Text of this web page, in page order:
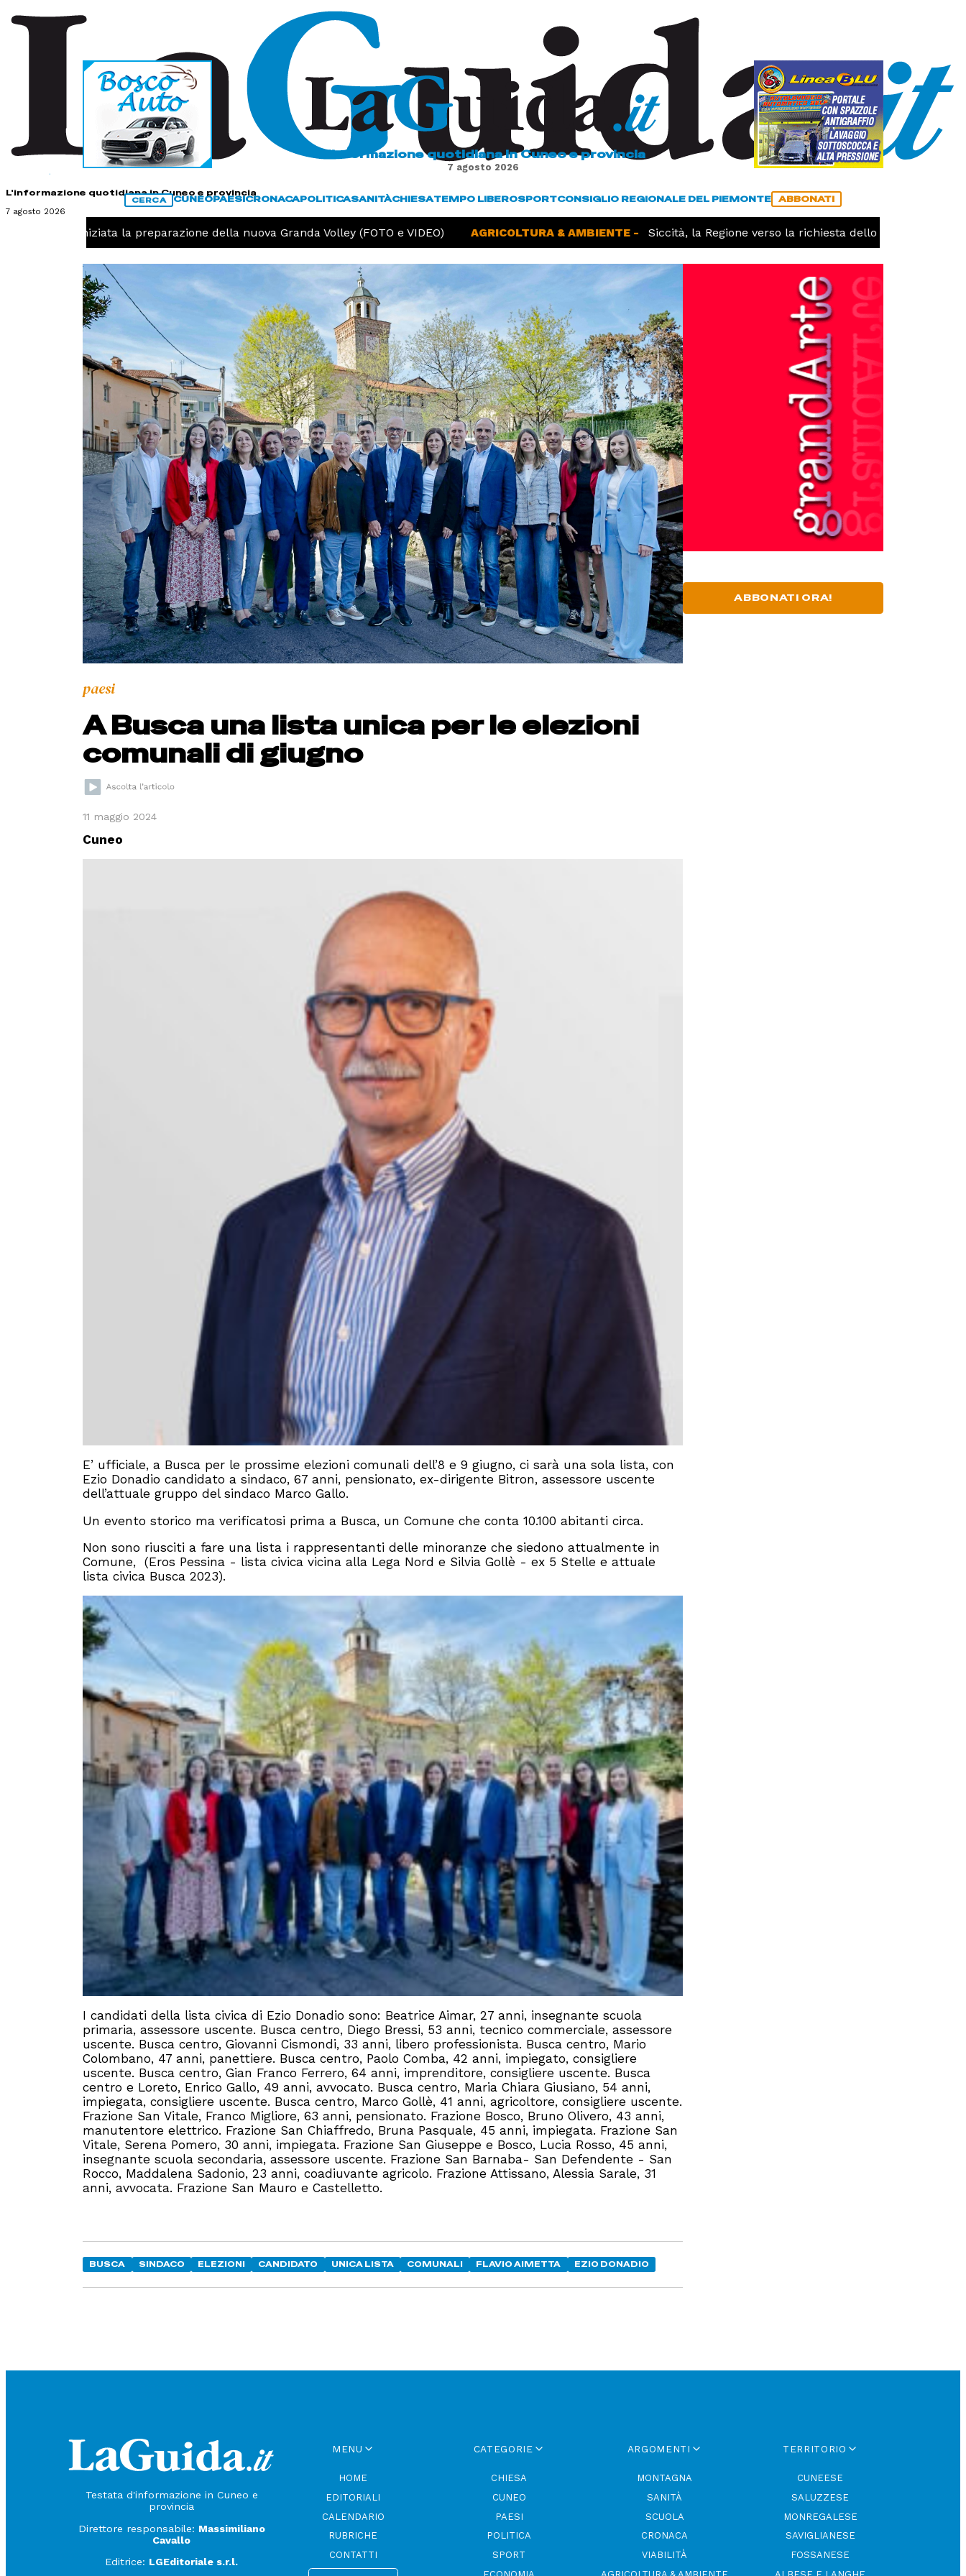
L'informazione quotidiana in Cuneo e provincia
7 agosto 2026
L'informazione quotidiana in Cuneo e provincia
7 agosto 2026
CERCA CUNEOPAESICRONACAPOLITICASANITÀCHIESATEMPO LIBEROSPORTCONSIGLIO REGIONALE DEL PIEMONTE ABBONATI
iniziata la preparazione della nuova Granda Volley (FOTO e VIDEO) AGRICOLTURA & AMBIENTE - Siccità, la Regione verso la richiesta dello stato di calamità
paesi
A Busca una lista unica per le elezioni
comunali di giugno
11 maggio 2024
Cuneo
E’ ufficiale, a Busca per le prossime elezioni comunali dell’8 e 9 giugno, ci sarà una sola lista, con
Ezio Donadio candidato a sindaco, 67 anni, pensionato, ex-dirigente Bitron, assessore uscente
dell’attuale gruppo del sindaco Marco Gallo.
Un evento storico ma verificatosi prima a Busca, un Comune che conta 10.100 abitanti circa.
Non sono riusciti a fare una lista i rappresentanti delle minoranze che siedono attualmente in
Comune, (Eros Pessina - lista civica vicina alla Lega Nord e Silvia Gollè - ex 5 Stelle e attuale
lista civica Busca 2023).
I candidati della lista civica di Ezio Donadio sono: Beatrice Aimar, 27 anni, insegnante scuola
primaria, assessore uscente. Busca centro, Diego Bressi, 53 anni, tecnico commerciale, assessore
uscente. Busca centro, Giovanni Cismondi, 33 anni, libero professionista. Busca centro, Mario
Colombano, 47 anni, panettiere. Busca centro, Paolo Comba, 42 anni, impiegato, consigliere
uscente. Busca centro, Gian Franco Ferrero, 64 anni, imprenditore, consigliere uscente. Busca
centro e Loreto, Enrico Gallo, 49 anni, avvocato. Busca centro, Maria Chiara Giusiano, 54 anni,
impiegata, consigliere uscente. Busca centro, Marco Gollè, 41 anni, agricoltore, consigliere uscente.
Frazione San Vitale, Franco Migliore, 63 anni, pensionato. Frazione Bosco, Bruno Olivero, 43 anni,
manutentore elettrico. Frazione San Chiaffredo, Bruna Pasquale, 45 anni, impiegata. Frazione San
Vitale, Serena Pomero, 30 anni, impiegata. Frazione San Giuseppe e Bosco, Lucia Rosso, 45 anni,
insegnante scuola secondaria, assessore uscente. Frazione San Barnaba- San Defendente - San
Rocco, Maddalena Sadonio, 23 anni, coadiuvante agricolo. Frazione Attissano, Alessia Sarale, 31
anni, avvocata. Frazione San Mauro e Castelletto.
BUSCA SINDACO ELEZIONI CANDIDATO UNICA LISTA COMUNALI FLAVIO AIMETTA EZIO DONADIO
ABBONATI ORA!
Testata d'informazione in Cuneo e
provincia
Direttore responsabile: Massimiliano
Cavallo
Editrice: LGEditoriale s.r.l.
MENU
HOME
EDITORIALI
CALENDARIO
RUBRICHE
CONTATTI
CATEGORIE
CHIESA
CUNEO
PAESI
POLITICA
SPORT
ARGOMENTI
MONTAGNA
SANITÀ
SCUOLA
CRONACA
VIABILITÀ
TERRITORIO
CUNEESE
SALUZZESE
MONREGALESE
SAVIGLIANESE
FOSSANESE